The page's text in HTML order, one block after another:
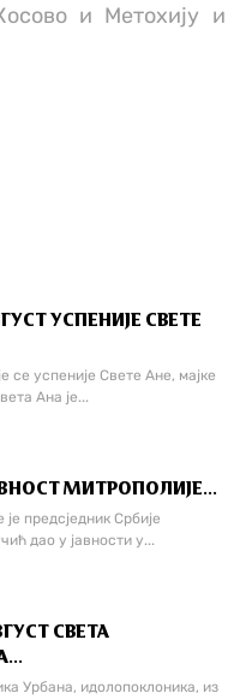
и Метохију и
УСПЕНИЈЕ СВЕТЕ
се успеније Свете Ане, мајке
Ана је...
МИТРОПОЛИЈЕ...
предсједник Србије
дао у јавности у...
СВЕТА
Урбана, идолопоклоника, из